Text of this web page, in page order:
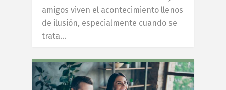
amigos viven el acontecimiento llenos
de ilusión, especialmente cuando se
trata…
8